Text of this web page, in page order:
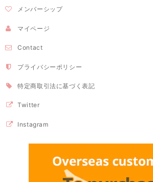
メンバーシップ
マイページ
Contact
プライバシーポリシー
特定商取引法に基づく表記
Twitter
Instagram